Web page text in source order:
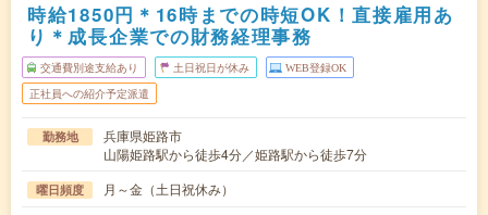
時給1850円＊16時までの時短OK！直接雇用あ
り＊成長企業での財務経理事務
交通費別途支給あり 土日祝日が休み WEB登録OK
正社員への紹介予定派遣
勤務地
兵庫県姫路市
山陽姫路駅から徒歩4分／姫路駅から徒歩7分
曜日頻度 月～金（土日祝休み）